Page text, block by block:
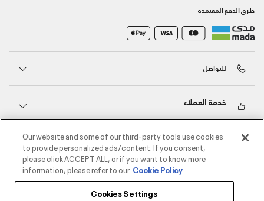
طرق الدفع المعتمدة
للتواصل
خدمة العملاء
حول أندر آرمر
أندر آرمر على الشبكات الاجتماعية
Our website and some of our third-party tools use cookies
to provide personalized ads/content. If you consent,
please click ACCEPT ALL, or if you want to know more
information, please refer to our Cookie Policy
Cookies Settings